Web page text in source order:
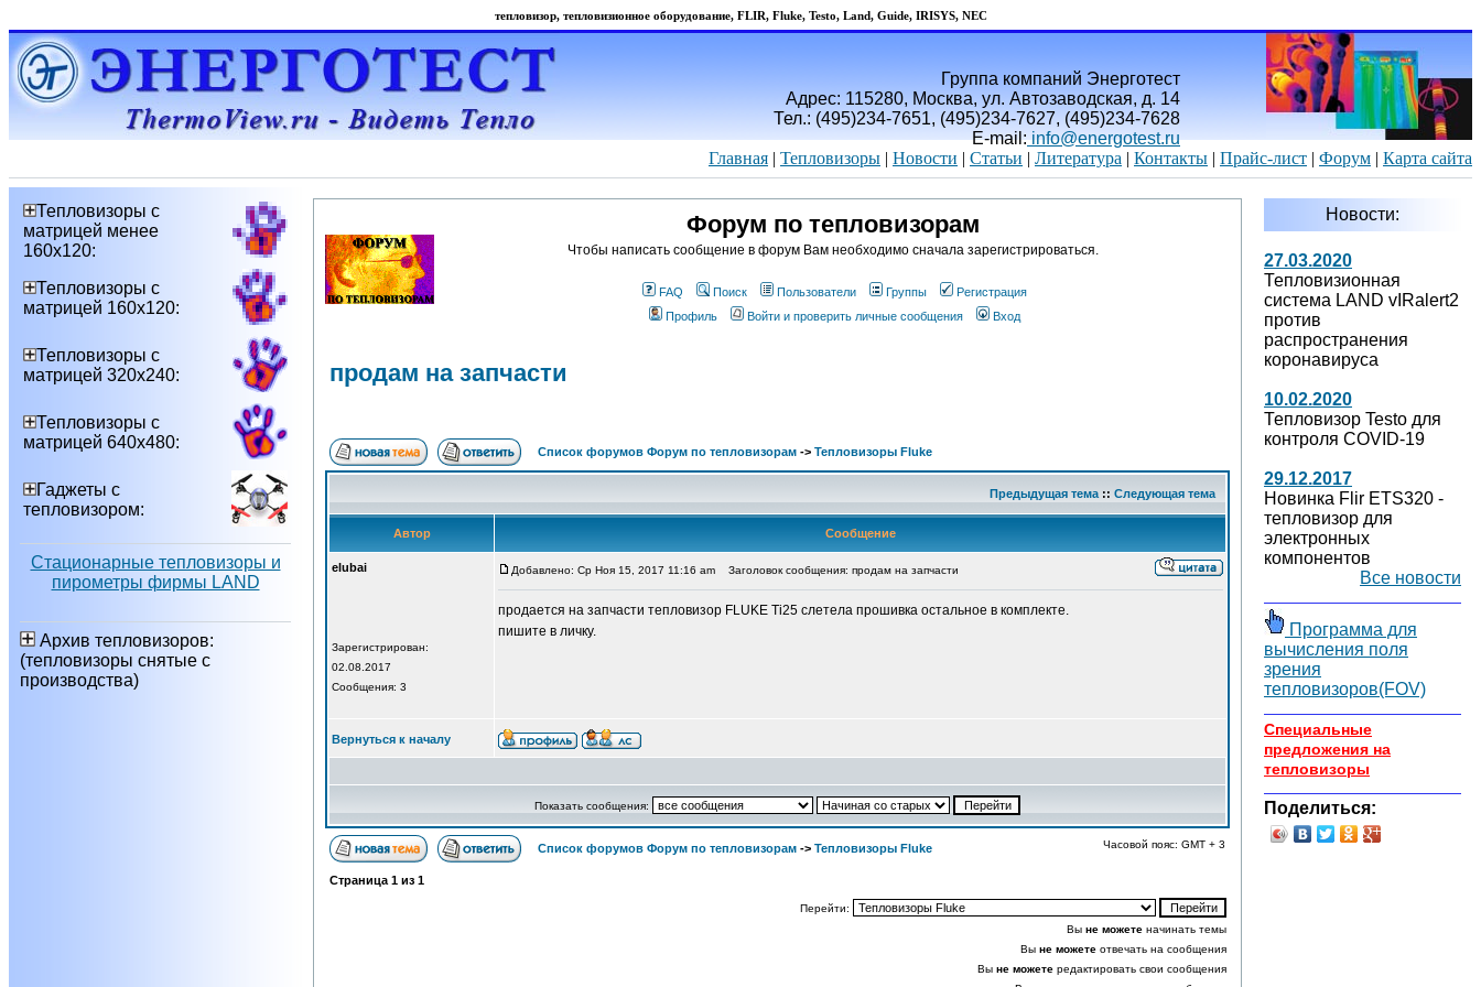
тепловизор, тепловизионное оборудование, FLIR, Fluke, Testo, Land, Guide, IRISYS, NEC
Группа компаний Энерготест
Адрес: 115280, Москва, ул. Автозаводская, д. 14
Тел.: (495)234-7651, (495)234-7627, (495)234-7628
E-mail:info@energotest.ru
Главная | Тепловизоры | Новости | Статьи | Литература | Контакты | Прайс-лист | Форум | Карта сайта
Тепловизоры с
матрицей менее
160х120:
Тепловизоры с
матрицей 160х120:
Тепловизоры с
матрицей 320х240:
Тепловизоры с
матрицей 640х480:
Гаджеты с
тепловизором:
Стационарные тепловизоры и
пирометры фирмы LAND
Архив тепловизоров:
(тепловизоры снятые с
производства)
Форум по тепловизорам
Чтобы написать сообщение в форум Вам необходимо сначала зарегистрироваться.
FAQ Поиск Пользователи Группы
Регистрация
Профиль
Войти и проверить личные сообщения Вход
продам на запчасти
Список форумов Форум по тепловизорам -> Тепловизоры Fluke
Предыдущая тема :: Следующая тема
Автор Сообщение
elubai
Зарегистрирован:
02.08.2017
Сообщения: 3
Добавлено: Ср Ноя 15, 2017 11:16 am Заголовок сообщения: продам на запчасти
продается на запчасти тепловизор FLUKE Ti25 слетела прошивка остальное в комплекте.
пишите в личку.
Вернуться к началу
Показать сообщения:
Список форумов Форум по тепловизорам -> Тепловизоры Fluke Часовой пояс: GMT + 3
Страница 1 из 1
Перейти:
Вы не можете начинать темы
Вы не можете отвечать на сообщения
Вы не можете редактировать свои сообщения
Новости:
27.03.2020
Тепловизионная
система LAND vIRalert2
против
распространения
коронавируса
10.02.2020
Тепловизор Testo для
контроля COVID-19
29.12.2017
Новинка Flir ETS320 -
тепловизор для
электронных
компонентов
Все новости
Программа для
вычисления поля
зрения
тепловизоров(FOV)
Специальные
предложения на
тепловизоры
Поделиться: